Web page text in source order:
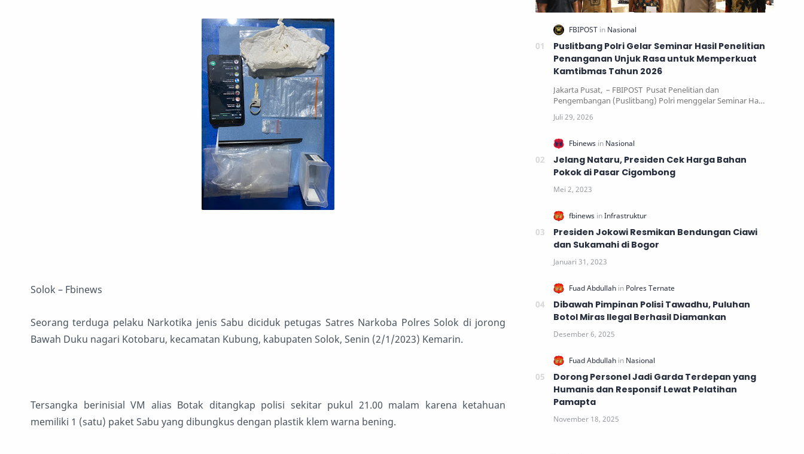
Solok – Fbinews
Seorang terduga pelaku Narkotika jenis Sabu diciduk petugas Satres Narkoba Polres Solok di jorong
Bawah Duku nagari Kotobaru, kecamatan Kubung, kabupaten Solok, Senin (2/1/2023) Kemarin.
Tersangka berinisial VM alias Botak ditangkap polisi sekitar pukul 21.00 malam karena ketahuan
memiliki 1 (satu) paket Sabu yang dibungkus dengan plastik klem warna bening.
Puslitbang Polri Gelar Seminar Hasil Penelitian
Penanganan Unjuk Rasa untuk Memperkuat
Kamtibmas Tahun 2026
Jakarta Pusat, – FBIPOST Pusat Penelitian dan
Pengembangan (Puslitbang) Polri menggelar Seminar Ha…
Jelang Nataru, Presiden Cek Harga Bahan
Pokok di Pasar Cigombong
Presiden Jokowi Resmikan Bendungan Ciawi
dan Sukamahi di Bogor
Dibawah Pimpinan Polisi Tawadhu, Puluhan
Botol Miras Ilegal Berhasil Diamankan
Dorong Personel Jadi Garda Terdepan yang
Humanis dan Responsif Lewat Pelatihan
Pamapta